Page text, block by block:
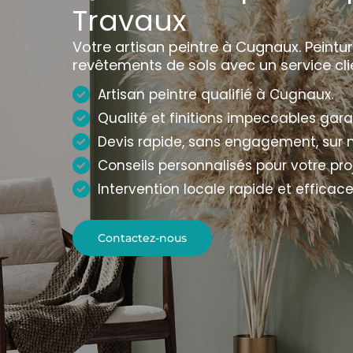
Travaux
Votre artisan peintre à Cugnaux.
revêtements de sols avec un service
Artisan peintre qualifié à Cugnaux.
Qualité et finitions impeccables
Devis rapide, sans engagement, sur
Conseils personnalisés pour votre
Intervention locale rapide et
Contactez-nous